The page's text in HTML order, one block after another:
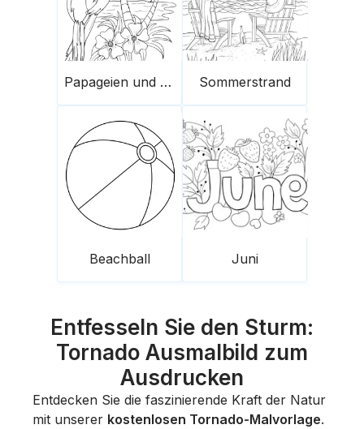
Papageien und Palmen im Sommer Sommerstrand
Beachball Juni
Entfesseln Sie den Sturm:
Tornado Ausmalbild zum
Ausdrucken
Entdecken Sie die faszinierende Kraft der Natur
mit unserer kostenlosen Tornado-Malvorlage.